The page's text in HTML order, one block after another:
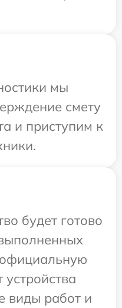
мы
смету
и приступим к
будет готово
виды работ и